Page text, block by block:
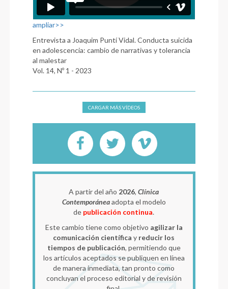
ampliar>>
Entrevista a Joaquim Puntí Vidal. Conducta suicida
en adolescencia: cambio de narrativas y tolerancia
al malestar
Vol. 14, Nº 1 - 2023
CARGAR MÁS VÍDEOS
A partir del año 2026,Clínica
Contemporáneaadopta el modelo
de publicación continua.
Este cambio tiene como objetivo agilizar la
comunicación científica y reducir los
tiempos de publicación, permitiendo que
los artículos aceptados se publiquen en línea
de manera inmediata, tan pronto como
concluyan el proceso editorial y de revisión